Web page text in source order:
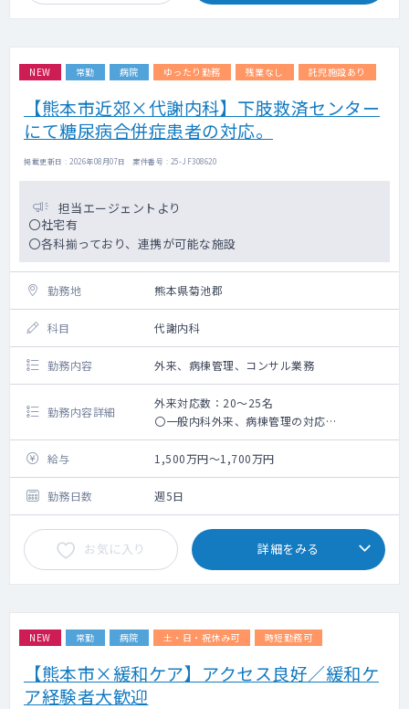
NEW 常勤 病院 ゆったり勤務 残業なし 託児施設あり
【熊本市近郊×代謝内科】下肢救済センター
にて糖尿病合併症患者の対応。
掲載更新日 : 2026年08月07日 案件番号 : 25-JF308620
担当エージェントより
〇社宅有
〇各科揃っており、連携が可能な施設
勤務地 熊本県菊池郡
科目 代謝内科
勤務内容 外来、病棟管理、コンサル業務
勤務内容詳細
外来対応数：20～25名
〇一般内科外来、病棟管理の対応
〇下肢救済センター患者の糖尿病合併症治療
をお願いいたします。（血糖コントロール
等）
給与 1,500万円～1,700万円
勤務日数 週5日
お気に入り 詳細をみる
NEW 常勤 病院 土・日・祝休み可 時短勤務可
【熊本市×緩和ケア】アクセス良好／緩和ケ
ア経験者大歓迎